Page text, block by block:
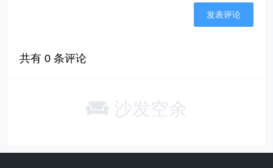
共有0 条评论
沙发空余